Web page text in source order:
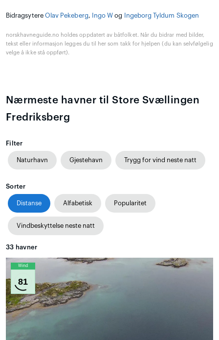
Bidragsytere Olav Pekeberg, Ingo W og Ingeborg Tyldum Skogen
norskhavneguide.no holdes oppdatert av båtfolket. Når du bidrar med bilder,
tekst eller informasjon legges du til her som takk for hjelpen (du kan selvfølgelig
velge å ikke stå oppført).
Nærmeste havner til Store Svællingen
Fredriksberg
Filter
Naturhavn Gjestehavn Trygg for vind neste natt
Sorter
Distanse Alfabetisk Popularitet
Vindbeskyttelse neste natt
33 havner
Wind
81